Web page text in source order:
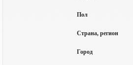
Пол
Страна, регион
Город